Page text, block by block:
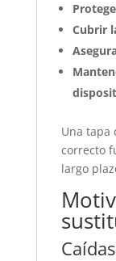
Cubrir
Una tapa
correcto
largo